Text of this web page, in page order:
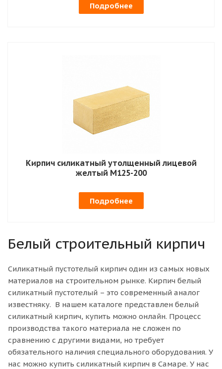
Подробнее
Кирпич силикатный утолщенный лицевой
желтый М125-200
Подробнее
Белый строительный кирпич
Силикатный пустотелый кирпич один из самых новых
материалов на строительном рынке. Кирпич белый
силикатный пустотелый – это современный аналог
известняку. В нашем каталоге представлен белый
силикатный кирпич, купить можно онлайн. Процесс
производства такого материала не сложен по
сравнению с другими видами, но требует
обязательного наличия специального оборудования. У
нас можно купить силикатный кирпич в Самаре. У нас